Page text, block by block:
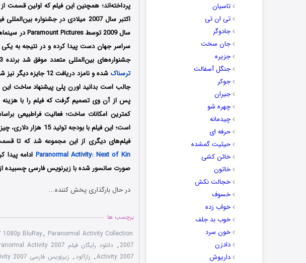
تاسیان
تی ان تی
جادوگر
جان سخت
جزیره
جنگل آسفالت
جوکر
جیران
چهره شو
چیدمانه
حرفه ای
حیثیت گمشده
خائن کشی
خاتون
خجالت نکش
خسوف
خواب زده
خوب بد جلف
خون سرد
دادزن
داریوش
پرداخته‌اند؛ همچنین این فیلم که اولین قسمت
جشنواره‌‌‌های بین‌المللی متعدد موفق شد برنده 3 جایزه برای بهترین بازیگر نقش اول زن، بهترین کارگردانی و بهترین فیلم
ترسناک شده ونامزد دریافت 12 جایزه دیگر نیز شود که از میان آن‌ها می‌توان به نامزدی جایزه بهترین فیلم
جالب است بدانید اورن پلی پیشنهاد ساخت این
پس از آن وی تصمیم گرفت که فیلم را با
کمترین امکانات ساخت؛ فعالیت فراطبیعی
فیلم‌های دیگری از این مجموعه شد که تا قسمت هفتم در سال 2021 با عنوان فعالیت
Paranormal Activity: Next of Kin ادامه پیدا
صورت سانسور شده با زیرنویس فارسی چسبیده
در حال بارگذاری پخش کننده...
برچسب ها
1080p BluRay, Paranormal Activity Collection
2007
, دانلود رایگان فیلم Paranormal Activity 2007
Activity 2007
, رازآلود , زیرنویس فارسی Paranormal Activity 2007